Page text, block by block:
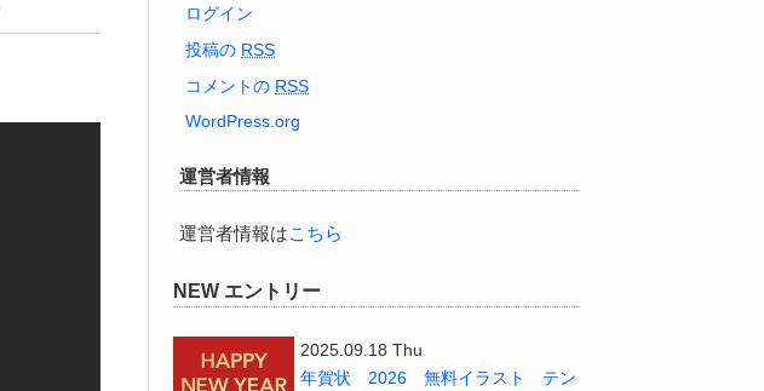
ログイン
投稿の RSS
コメントの RSS
WordPress.org
運営者情報
運営者情報はこちら
NEW エントリー
2025.09.18 Thu
年賀状 2026 無料イラスト テン